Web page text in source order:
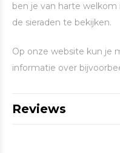
ben je van harte
de sieraden te bekijken.
Op onze website kun je
informatie over
Reviews